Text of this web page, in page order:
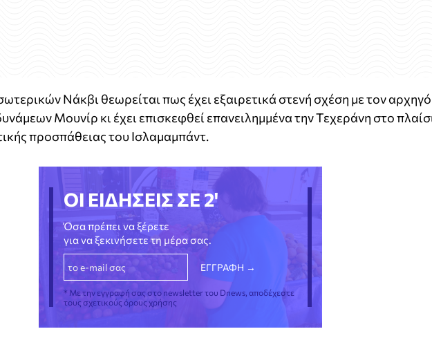
Νάκβι θεωρείται πως έχει εξαιρετικά στενή σχέση με τον αρχηγό
Μουνίρ κι έχει επισκεφθεί επανειλημμένα την Τεχεράνη στο
προσπάθειας του Ισλαμαμπάντ.
ΟΙ ΕΙΔΗΣΕΙΣ ΣΕ 2'
Όσα πρέπει να ξέρετε
για να ξεκινήσετε τη μέρα σας.
* Με την εγγραφή σας στο newsletter του Dnews, αποδέχεστε
τους σχετικούς όρους χρήσης